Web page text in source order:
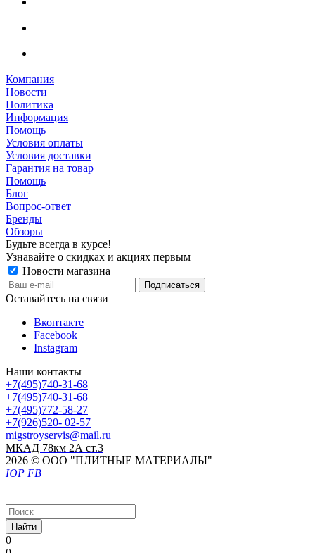
Компания
Новости
Политика
Информация
Помощь
Условия оплаты
Условия доставки
Гарантия на товар
Помощь
Блог
Вопрос-ответ
Бренды
Обзоры
Будьте всегда в курсе!
Узнавайте о скидках и акциях первым
Новости магазина
Оставайтесь на связи
Вконтакте
Facebook
Instagram
Наши контакты
+7(495)740-31-68
+7(495)740-31-68
+7(495)772-58-27
+7(926)520- 02-57
migstroyservis@mail.ru
МКАД 78км 2А ст.3
2026 © ООО "ПЛИТНЫЕ МАТЕРИАЛЫ"
ЮР FB
Найти
0